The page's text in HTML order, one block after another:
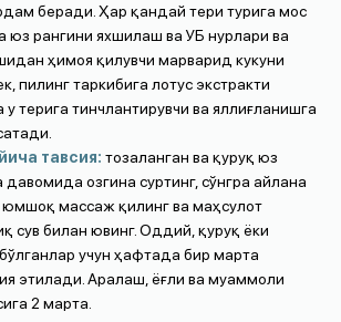
беради. Ҳар қандай тери турига мос
юз рангини яхшилаш ва УБ нурлари ва
ҳимоя қилувчи марварид кукуни
пилинг таркибига лотус экстракти
терига тинчлантирувчи ва яллиғланишга
тавсия: тозаланган ва қуруқ юз
озгина суртинг, сўнгра айлана
юмшоқ массаж қилинг ва маҳсулот
сув билан ювинг. Оддий, қуруқ ёки
учун ҳафтада бир марта
этилади. Аралаш, ёғли ва муаммоли
2 марта.